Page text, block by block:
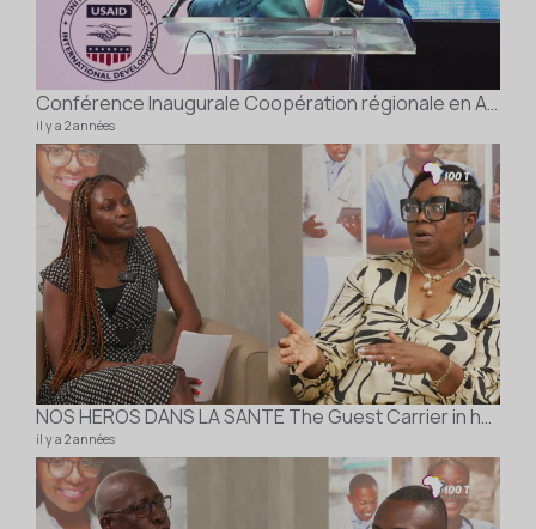
Conférence Inaugurale Coopération régionale en Afrique dans le secteur de la santé DrMelchior AÏSSI
il y a 2 années
NOS HEROS DANS LA SANTE The Guest Carrier in healthcare Dr Lynda Decker
il y a 2 années